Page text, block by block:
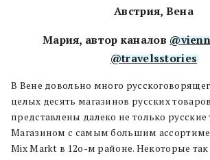
Австрия, Вена
Мария, автор каналов
@travelsstories
В Вене довольно много
целых десять магазинов русских
представлены далеко не только русские
Магазином с самым большим
Mix Markt в 12о-м районе. Некоторые